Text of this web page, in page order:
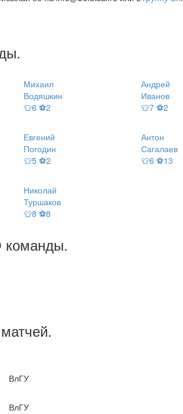
.
Михаил
Водяшкин
👕6 ⚽2
Андрей
Иванов
👕7 ⚽2
Евгений
Погодин
👕5 ⚽2
Антон
Сагалаев
👕6 ⚽13
Николай
Туршаков
👕8 ⚽8
команды.
матчей.
ВлГУ
ВлГУ